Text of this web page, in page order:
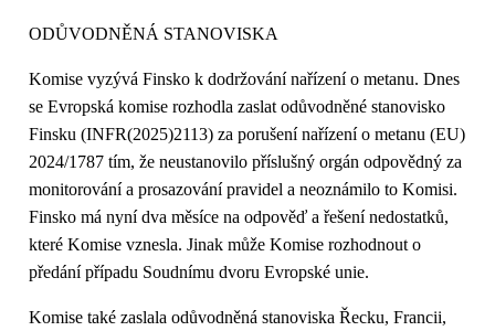
ODŮVODNĚNÁ STANOVISKA
Komise vyzývá Finsko k dodržování nařízení o metanu. Dnes
se Evropská komise rozhodla zaslat odůvodněné stanovisko
Finsku (INFR(2025)2113) za porušení nařízení o metanu (EU)
2024/1787 tím, že neustanovilo příslušný orgán odpovědný za
monitorování a prosazování pravidel a neoznámilo to Komisi.
Finsko má nyní dva měsíce na odpověď a řešení nedostatků,
které Komise vznesla. Jinak může Komise rozhodnout o
předání případu Soudnímu dvoru Evropské unie.
Komise také zaslala odůvodněná stanoviska Řecku, Francii,